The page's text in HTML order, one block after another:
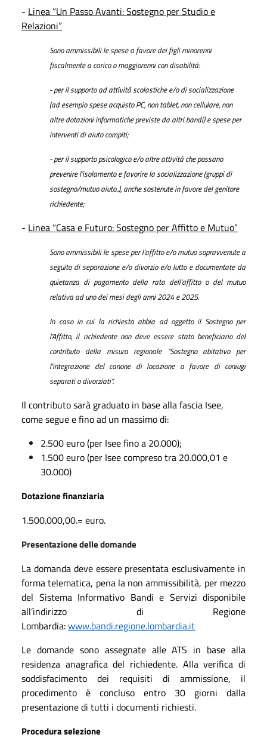
- Linea “Un Passo Avanti: Sostegno per Studio e
Relazioni”
Sono ammissibili le spese a favore dei figli minorenni
fiscalmente a carico o maggiorenni con disabilità:
- per il supporto ad attività scolastiche e/o di socializzazione
(ad esempio spese acquisto PC, non tablet, non cellulare, non
altre dotazioni informatiche previste da altri bandi) e spese per
interventi di aiuto compiti;
- per il supporto psicologico e/o altre attività che possano
prevenire l’isolamento e favorire la socializzazione (gruppi di
sostegno/mutuo aiuto..), anche sostenute in favore del genitore
richiedente;
- Linea “Casa e Futuro: Sostegno per Affitto e Mutuo”
Sono ammissibili le spese per l’affitto e/o mutuo sopravvenute a
seguito di separazione e/o divorzio e/o lutto e documentate da
quietanza di pagamento della rata dell’affitto o del mutuo
relativa ad uno dei mesi degli anni 2024 e 2025.
In caso in cui la richiesta abbia ad oggetto il Sostegno per
l’Affitto, il richiedente non deve essere stato beneficiario del
contributo della misura regionale “Sostegno abitativo per
l'integrazione del canone di locazione a favore di coniugi
separati o divorziati”.
Il contributo sarà graduato in base alla fascia Isee,
come segue e fino ad un massimo di:
2.500 euro (per Isee fino a 20.000);
1.500 euro (per Isee compreso tra 20.000,01 e
30.000)
Dotazione finanziaria
1.500.000,00.= euro.
Presentazione delle domande
La domanda deve essere presentata esclusivamente in
forma telematica, pena la non ammissibilità, per mezzo
del Sistema Informativo Bandi e Servizi disponibile
all’indirizzo di Regione
Lombardia:www.bandi.regione.lombardia.it
Le domande sono assegnate alle ATS in base alla
residenza anagrafica del richiedente. Alla verifica di
soddisfacimento dei requisiti di ammissione, il
procedimento è concluso entro 30 giorni dalla
presentazione di tutti i documenti richiesti.
Procedura selezione